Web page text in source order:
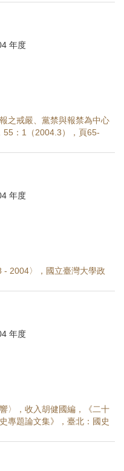
年度
之戒嚴、黨禁與報禁為中心
55：1（2004.3），頁65-
年度
- 2004〉，國立臺灣大學政
年度
〉，收入胡健國編，《二十
專題論文集》，臺北：國史